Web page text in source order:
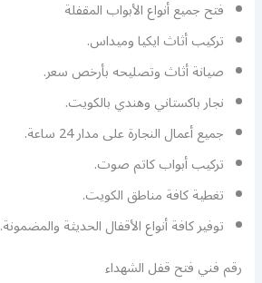
فتح جميع أنواع الأبواب المقفلة
تركيب أثاث ايكيا وميداس.
صيانة أثاث وتصليحه بأرخص سعر.
نجار باكستاني وهندي بالكويت.
جميع أعمال النجارة على مدار 24 ساعة.
تركيب أبواب كاتم صوت.
تغطية كافة مناطق الكويت.
توفير كافة أنواع الأقفال الحديثة والمضمونة.
رقم فني فتح قفل الشهداء